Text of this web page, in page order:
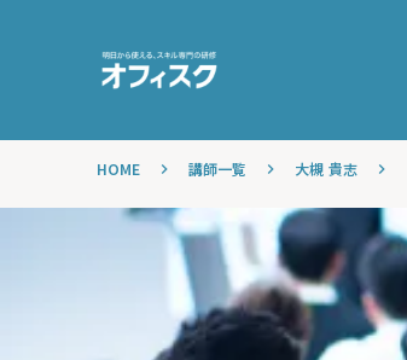
HOME keyboard_arrow_right 講師一覧 keyboard_arrow_right 大槻 貴志 keyboard_arrow_right